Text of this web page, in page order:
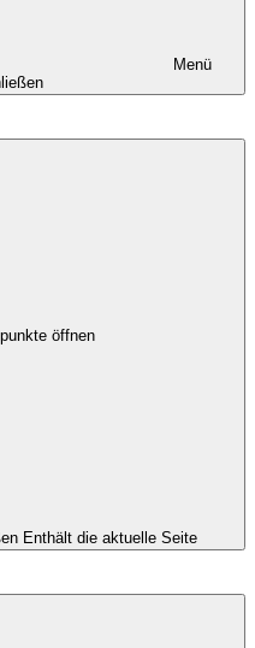
Menü
öffnen
Enthält die aktuelle Seite